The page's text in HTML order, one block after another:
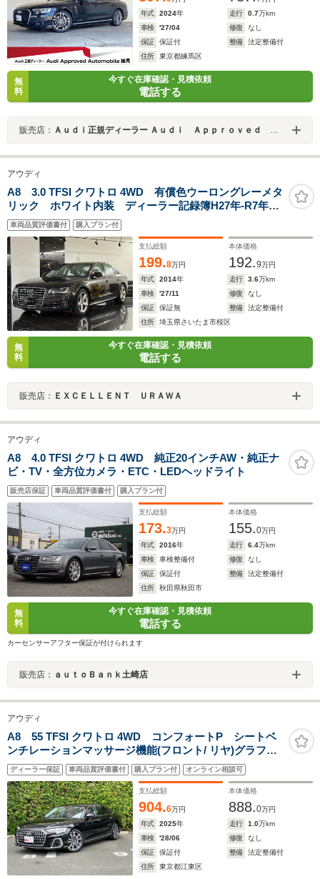
年式
2024年 走行 0.7万km
車検
'27/04 修復
なし
保証
保証付 整備
法定整備付
住所
東京都練馬区
無
料
今すぐ在庫確認・見積依頼
電話する
販売店： Ａｕｄｉ正規ディーラー Ａｕｄｉ Ａｐｐｒｏｖｅｄ Ａｕｔｏｍｏｂｉｌｅ練馬
アウディ
A8 3.0 TFSI クワトロ 4WD 有償色ウーロングレーメタ
リック ホワイト内装 ディーラー記録簿H27年‐R7年
2025年製コンチネンタルタイヤ4本交換済 BOSEサウン
ド 360°カメラ Fシートヒーター/クーラー 純正ナビ
TV
車両品質評価書付 購入プラン付
支払総額
199.8万円
本体価格
192.9万円
年式
2014年 走行 3.6万km
車検
'27/11 修復
なし
保証
保証無 整備
法定整備付
住所
埼玉県さいたま市桜区
無
料
今すぐ在庫確認・見積依頼
電話する
販売店： ＥＸＣＥＬＬＥＮＴ ＵＲＡＷＡ
アウディ
A8 4.0 TFSI クワトロ 4WD 純正20インチAW・純正ナ
ビ・TV・全方位カメラ・ETC・LEDヘッドライト
販売店保証 車両品質評価書付 購入プラン付
支払総額
173.3万円
本体価格
155.0万円
年式
2016年 走行 6.4万km
車検
車検整備付 修復
なし
保証
保証付 整備
法定整備付
住所
秋田県秋田市
無
料
今すぐ在庫確認・見積依頼
電話する
カーセンサーアフター保証が付けられます
販売店： ａｕｔｏＢａｎｋ土崎店
アウディ
A8 55 TFSI クワトロ 4WD コンフォートP シートベ
ンチレーションマッサージ機能(フロント/ リヤ)グラファ
イトグレーパートリーポリッシュト アシスタンスP コ
ンフォートセンターアームレスト リヤシートUSBチャ
ージング 認定中古車
ディーラー保証 車両品質評価書付 購入プラン付 オンライン相談可
支払総額
904.6万円
本体価格
888.0万円
年式
2025年 走行 1.0万km
車検
'28/06 修復
なし
保証
保証付 整備
法定整備付
住所
東京都江東区